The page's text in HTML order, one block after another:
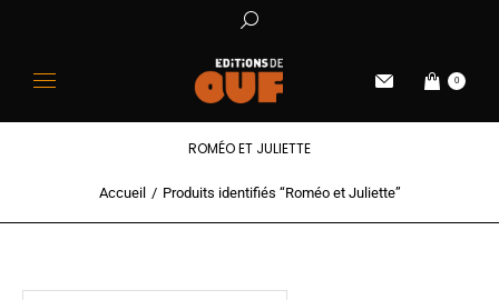
0
ROMÉO ET JULIETTE
Vous êtes ici :
Accueil Produits identifiés “Roméo et Juliette”